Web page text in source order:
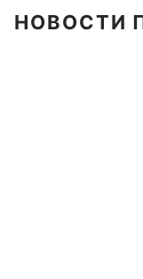
НОВОСТИ